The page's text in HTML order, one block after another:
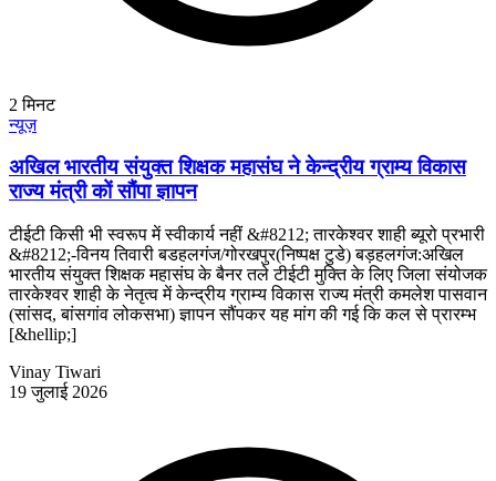
2 मिनट
न्यूज़
अखिल भारतीय संयुक्त शिक्षक महासंघ ने केन्द्रीय ग्राम्य विकास
राज्य मंत्री कों सौंपा ज्ञापन
टीईटी किसी भी स्वरूप में स्वीकार्य नहीं &#8212; तारकेश्वर शाही ब्यूरो प्रभारी
&#8212;-विनय तिवारी बडहलगंज/गोरखपुर(निष्पक्ष टुडे) बड़हलगंज:अखिल
भारतीय संयुक्त शिक्षक महासंघ के बैनर तले टीईटी मुक्ति के लिए जिला संयोजक
तारकेश्वर शाही के नेतृत्व में केन्द्रीय ग्राम्य विकास राज्य मंत्री कमलेश पासवान
(सांसद, बांसगांव लोकसभा) ज्ञापन सौंपकर यह मांग की गई कि कल से प्रारम्भ
[&hellip;]
Vinay Tiwari
19 जुलाई 2026